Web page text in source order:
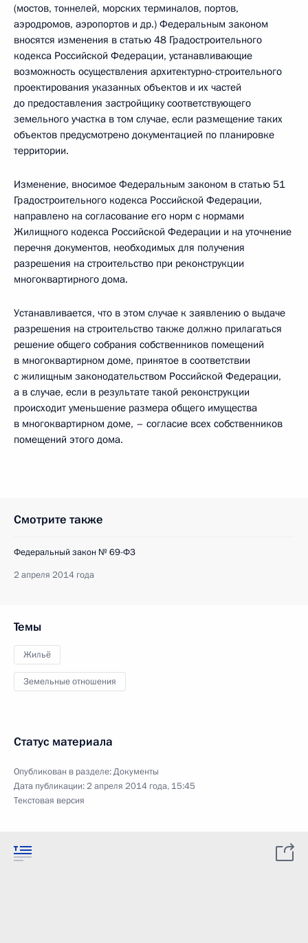
(мостов, тоннелей, морских терминалов, портов,
аэродромов, аэропортов и др.) Федеральным законом
вносятся изменения в статью 48 Градостроительного
кодекса Российской Федерации, устанавливающие
возможность осуществления архитектурно-строительного
проектирования указанных объектов и их частей
до предоставления застройщику соответствующего
земельного участка в том случае, если размещение таких
объектов предусмотрено документацией по планировке
территории.
Изменение, вносимое Федеральным законом в статью 51
Градостроительного кодекса Российской Федерации,
направлено на согласование его норм с нормами
Жилищного кодекса Российской Федерации и на уточнение
перечня документов, необходимых для получения
разрешения на строительство при реконструкции
многоквартирного дома.
Устанавливается, что в этом случае к заявлению о выдаче
разрешения на строительство также должно прилагаться
решение общего собрания собственников помещений
в многоквартирном доме, принятое в соответствии
с жилищным законодательством Российской Федерации,
а в случае, если в результате такой реконструкции
происходит уменьшение размера общего имущества
в многоквартирном доме, – согласие всех собственников
помещений этого дома.
Смотрите также
Федеральный закон № 69-ФЗ
2 апреля 2014 года
Темы
Жильё
Земельные отношения
Статус материала
Опубликован в разделе:Документы
Дата публикации:2 апреля 2014 года, 15:45
Текстовая версия